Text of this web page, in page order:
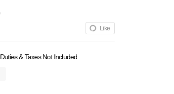
Like
Duties & Taxes Not Included